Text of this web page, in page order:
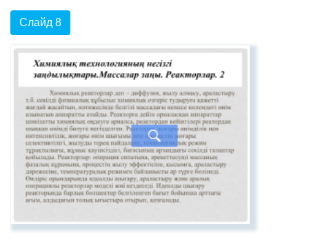
Слайд 8